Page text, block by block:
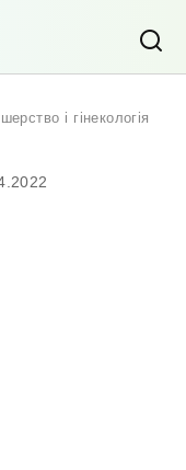
і гінекологія